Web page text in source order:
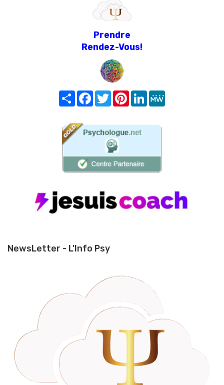
Prendre
Rendez-Vous!
Share FacebookTwitterPinterest
LinkedIn
NewsLetter - L'Info Psy